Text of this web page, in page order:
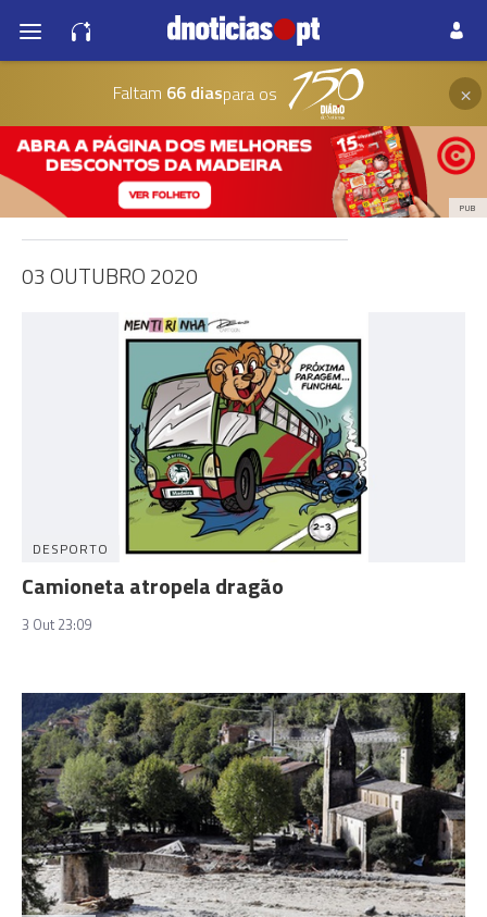
Faltam 66 diaspara os ×
PUB
03 OUTUBRO 2020
DESPORTO
Camioneta atropela dragão
3 Out 23:09